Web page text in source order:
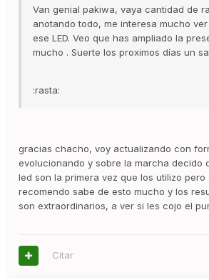
Van genial pakiwa, vaya cantidad de
anotando todo, me interesa mucho
ese LED. Veo que has ampliado la
mucho . Suerte los proximos días un
:rasta:
gracias chacho, voy actualizando con
evolucionando y sobre la marcha decido
led son la primera vez que los utilizo pero
recomendo sabe de esto mucho y los
son extraordinarios, a ver si les cojo el
Citar